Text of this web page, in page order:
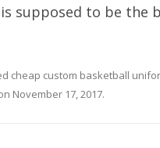
supposed to be the
cheap custom basketball
November 17, 2017.